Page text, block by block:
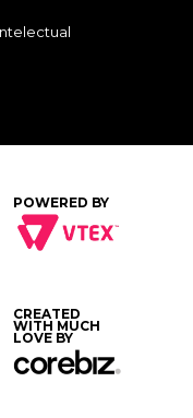
POWERED BY
CREATED
WITH MUCH
LOVE BY